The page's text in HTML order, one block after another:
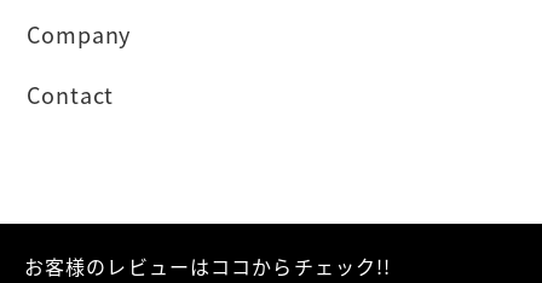
Company
Contact
お客様のレビューはココからチェック!!